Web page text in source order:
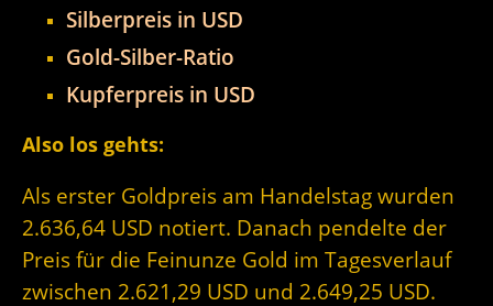
Silberpreis in USD
Gold-Silber-Ratio
Kupferpreis in USD
Also los gehts:
Als erster Goldpreis am Handelstag wurden
2.636,64 USD notiert. Danach pendelte der
Preis für die Feinunze Gold im Tagesverlauf
zwischen 2.621,29 USD und 2.649,25 USD.